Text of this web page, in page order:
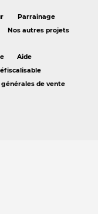
Parrainage
Nos autres projets
Aide
de vente